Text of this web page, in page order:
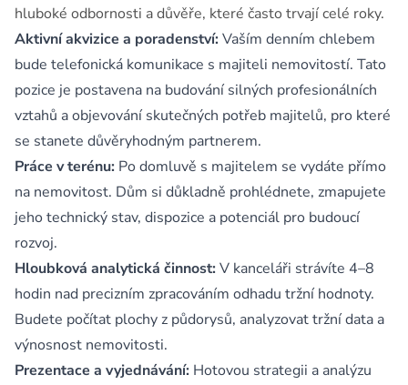
hluboké odbornosti a důvěře, které často trvají celé roky.
Aktivní akvizice a poradenství: Vaším denním chlebem
bude telefonická komunikace s majiteli nemovitostí. Tato
pozice je postavena na budování silných profesionálních
vztahů a objevování skutečných potřeb majitelů, pro které
se stanete důvěryhodným partnerem.
Práce v terénu: Po domluvě s majitelem se vydáte přímo
na nemovitost. Dům si důkladně prohlédnete, zmapujete
jeho technický stav, dispozice a potenciál pro budoucí
rozvoj.
Hloubková analytická činnost: V kanceláři strávíte 4–8
hodin nad precizním zpracováním odhadu tržní hodnoty.
Budete počítat plochy z půdorysů, analyzovat tržní data a
výnosnost nemovitosti.
Prezentace a vyjednávání: Hotovou strategii a analýzu